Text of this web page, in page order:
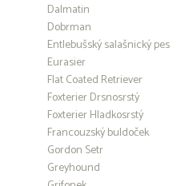
Dalmatin
Dobrman
Entlebušský salašnický pes
Eurasier
Flat Coated Retriever
Foxterier Drsnosrstý
Foxterier Hladkosrstý
Francouzský buldoček
Gordon Setr
Greyhound